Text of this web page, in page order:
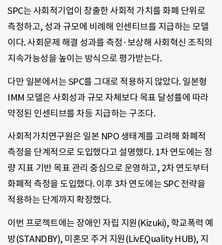
SPC는 사회적기업이 창출한 사회적 가치를 화폐 단위로
측정하고, 성과 규모에 비례해 인센티브를 지급하는 모델
이다. 사회문제 해결 성과를 측정·보상해 사회혁신 조직의
지속가능성을 높이는 방식으로 평가받는다.
다만 일본에서는 SPC를 그대로 적용하지 않았다. 일본형
IMM 모델은 사회성과 규모 자체보다 목표 달성률에 따라
약정된 인센티브를 차등 지급하는 구조다.
사회적가치연구원은 일본 NPO 생태계를 고려해 화폐적
측정을 단계적으로 도입했다고 설명했다. 1차 연도에는 정
량 지표 기반 목표 관리 중심으로 운영하고, 2차 연도부터
화폐적 측정을 도입했다. 이후 3차 연도에는 SPC 전략을
적용하는 단계까지 확장했다.
이번 프로젝트에는 장애인 자립 지원(Kizuki), 학교폭력 예
방(STANDBY), 미혼모 주거 지원(LivEQuality HUB), 지